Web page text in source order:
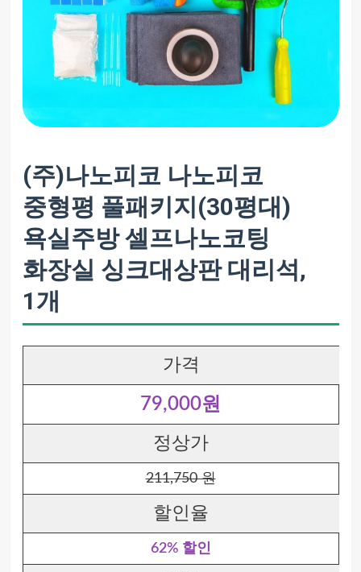
(주)나노피코 나노피코
중형평 풀패키지(30평대)
욕실주방 셀프나노코팅
화장실 싱크대상판 대리석,
1개
가격
79,000원
정상가
211,750 원
할인율
62% 할인